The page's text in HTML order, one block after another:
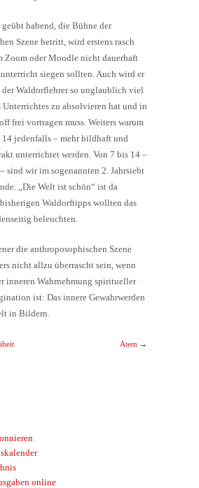
habend, die Bühne der
Szene betritt, wird erstens rasch
Zoom oder Moodle nicht dauerhaft
siegen sollten. Auch wird er
der Waldorflehrer so unglaublich viel
Unterrichtes zu absolvieren hat und in
frei vortragen muss. Weiters warum
jedenfalls – mehr bildhaft und
unterrichtet werden. Von 7 bis 14 –
sind wir im sogenannten 2. Jahrsiebt
„Die Welt ist schön“ ist da
Waldorftipps wollten das
beleuchten.
die anthroposophischen Szene
nicht allzu überrascht sein, wenn
inneren Wahrnehmung spiritueller
ist: Das innere Gewahrwerden
in Bildern.
Atem →
online